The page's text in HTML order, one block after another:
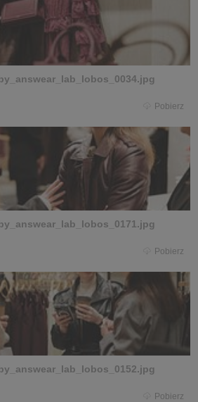
Pobierz
Pobierz
Pobierz